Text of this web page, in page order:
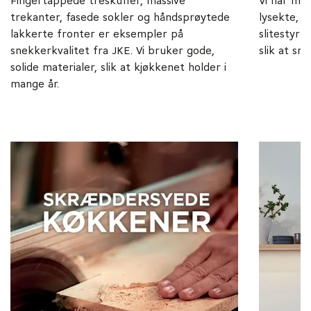
trekanter, fasede sokler og håndsprøytede
lakkerte fronter er eksempler på
snekkerkvalitet fra JKE. Vi bruker gode,
solide materialer, slik at kjøkkenet holder i
mange år.
lysekte,
slik at